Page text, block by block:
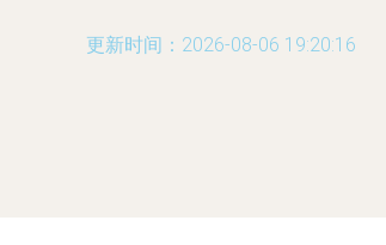
更新时间：2026-08-06 19:20:16